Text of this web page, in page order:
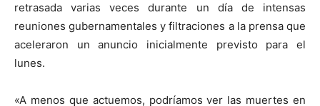
retrasada varias veces durante un día de intensas
reuniones gubernamentales y filtraciones a la prensa que
aceleraron un anuncio inicialmente previsto para el
lunes.
«A menos que actuemos, podríamos ver las muertes en